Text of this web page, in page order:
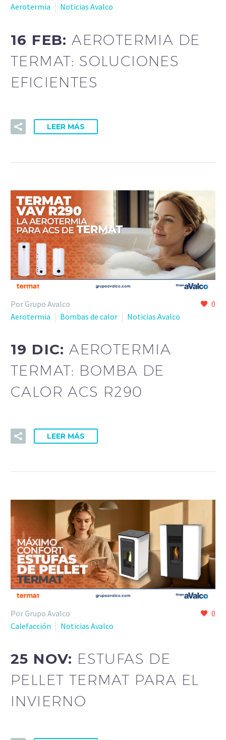
Aerotermia
Noticias Avalco
16 FEB:AEROTERMIA DE
TERMAT: SOLUCIONES
EFICIENTES
LEER MÁS
0
Por Grupo Avalco
Aerotermia
Bombas de calor Noticias Avalco
19 DIC:AEROTERMIA
TERMAT: BOMBA DE
CALOR ACS R290
LEER MÁS
0
Por Grupo Avalco
Calefacción
Noticias Avalco
25 NOV: ESTUFAS DE
PELLET TERMAT PARA EL
INVIERNO